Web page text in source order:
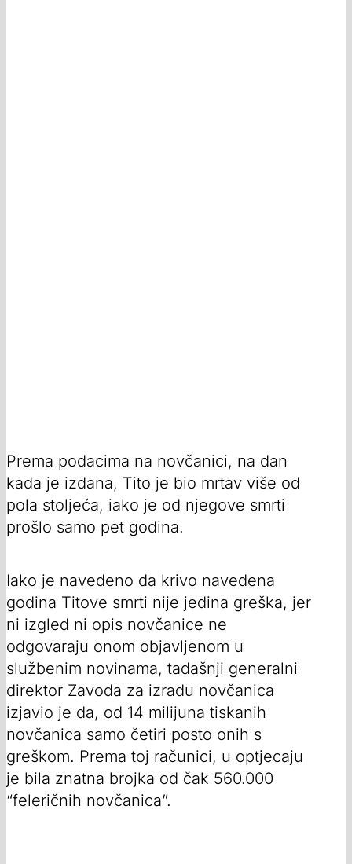
Prema podacima na novčanici, na dan
kada je izdana, Tito je bio mrtav više od
pola stoljeća, iako je od njegove smrti
prošlo samo pet godina.
Iako je navedeno da krivo navedena
godina Titove smrti nije jedina greška, jer
ni izgled ni opis novčanice ne
odgovaraju onom objavljenom u
službenim novinama, tadašnji generalni
direktor Zavoda za izradu novčanica
izjavio je da, od 14 milijuna tiskanih
novčanica samo četiri posto onih s
greškom. Prema toj računici, u optjecaju
je bila znatna brojka od čak 560.000
“feleričnih novčanica”.